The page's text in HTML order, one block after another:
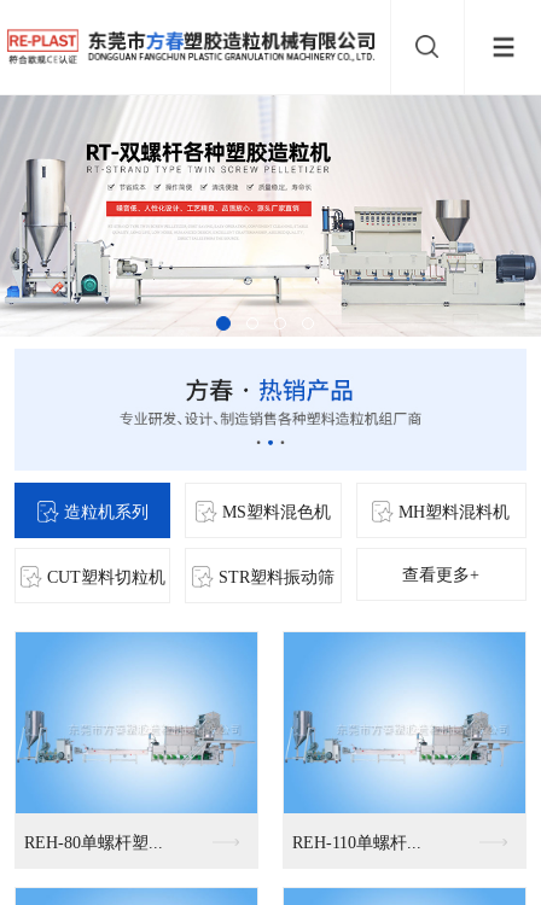
造粒机系列 MS塑料混色机 MH塑料混料机
CUT塑料切粒机 STR塑料振动筛 查看更多+
MS-立式混色机